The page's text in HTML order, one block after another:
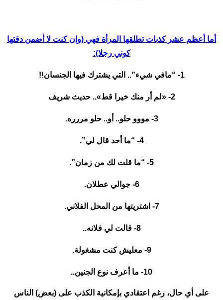
أما أعظم عشر كذبات تطلقها المرأة فهي (وإن كنت لا أضمن دقتها
كوني رجلا):
1- “مافي شيء”.. التي يشترك فيها الجنسان!!
2- «لم أر منك خيرا قط».. حديث شريف
3- مووو حلو.. أو.. حلو مررره.
4- “ما أحد قال لي”.
5- “ما قلت لك من زمان”.
6- جوالي عطلان.
7- اشتريتها من المحل الفلاني.
8- قالت لي فلانه..
9- معليش كنت مشغولة.
10- ما أعرف نوع الجنين..
على أي حال، رغم اعتقادي بإمكانية الكذب على (بعض) الناس